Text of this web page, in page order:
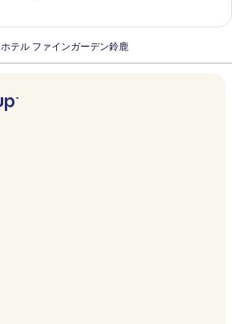
ホテル ファインガーデン鈴鹿